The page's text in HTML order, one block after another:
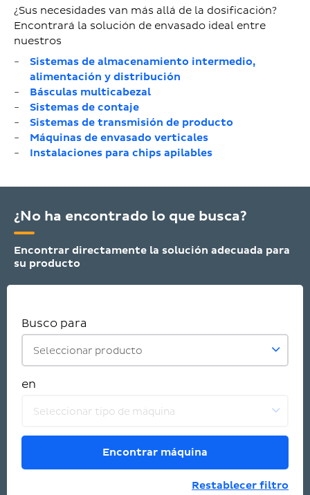
¿Sus necesidades van más allá de la dosificación?
Encontrará la solución de envasado ideal entre
nuestros
Sistemas de almacenamiento intermedio,
alimentación y distribución
Básculas multicabezal
Sistemas de contaje
Sistemas de transmisión de producto
Máquinas de envasado verticales
Instalaciones para chips apilables
¿No ha encontrado lo que busca?
Encontrar directamente la solución adecuada para
su producto
Busco para
Seleccionar producto
en
Seleccionar tipo de máquina
Encontrar máquina
Restablecer filtro